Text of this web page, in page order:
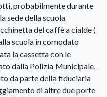
probabilmente durante
sede della scuola
del caffè a cialde (
scuola in comodato
la cassetta con le
dalla Polizia Municipale,
da parte della fiduciaria
di altre due porte